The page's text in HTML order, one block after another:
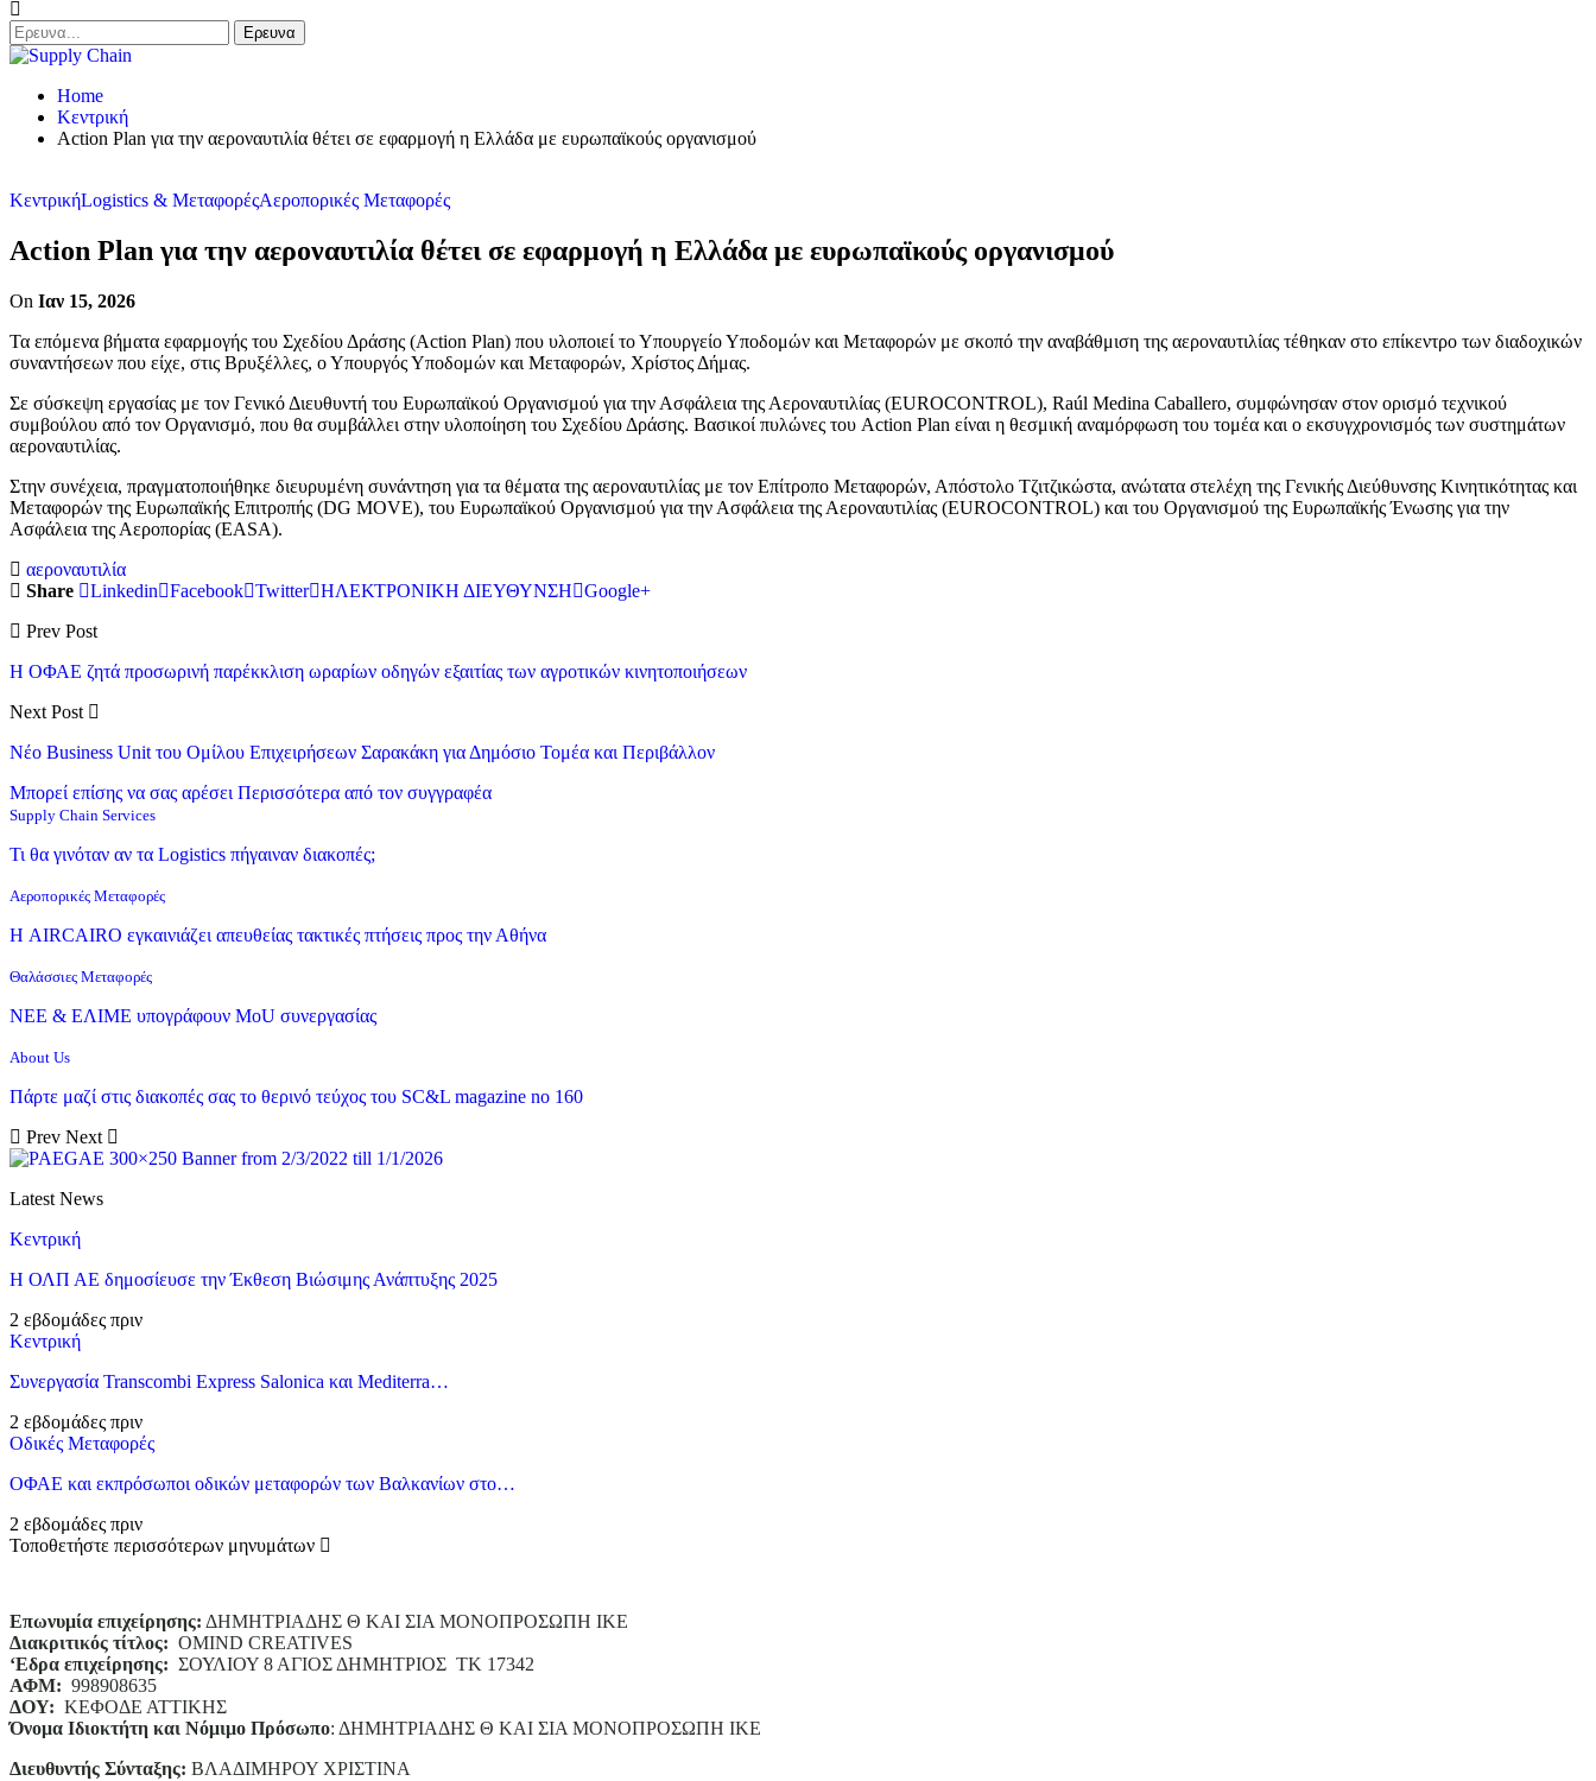
Home
Κεντρική
Action Plan για την αεροναυτιλία θέτει σε εφαρμογή η Ελλάδα με ευρωπαϊκούς οργανισμού
ΚεντρικήLogistics & ΜεταφορέςΑεροπορικές Μεταφορές
Action Plan για την αεροναυτιλία θέτει σε εφαρμογή η Ελλάδα με ευρωπαϊκούς οργανισμού
On Ιαν 15, 2026
Τα επόμενα βήματα εφαρμογής του Σχεδίου Δράσης (Action Plan) που υλοποιεί το Υπουργείο Υποδομών και Μεταφορών με σκοπό την αναβάθμιση της αεροναυτιλίας τέθηκαν στο επίκεντρο των διαδοχικών
συναντήσεων που είχε, στις Βρυξέλλες, ο Υπουργός Υποδομών και Μεταφορών, Χρίστος Δήμας.
Σε σύσκεψη εργασίας με τον Γενικό Διευθυντή του Ευρωπαϊκού Οργανισμού για την Ασφάλεια της Αεροναυτιλίας (EUROCONTROL), Raúl Medina Caballero, συμφώνησαν στον ορισμό τεχνικού
συμβούλου από τον Οργανισμό, που θα συμβάλλει στην υλοποίηση του Σχεδίου Δράσης. Βασικοί πυλώνες του Action Plan είναι η θεσμική αναμόρφωση του τομέα και ο εκσυγχρονισμός των συστημάτων
αεροναυτιλίας.
Στην συνέχεια, πραγματοποιήθηκε διευρυμένη συνάντηση για τα θέματα της αεροναυτιλίας με τον Επίτροπο Μεταφορών, Απόστολο Τζιτζικώστα, ανώτατα στελέχη της Γενικής Διεύθυνσης Κινητικότητας και
Μεταφορών της Ευρωπαϊκής Επιτροπής (DG MOVE), του Ευρωπαϊκού Οργανισμού για την Ασφάλεια της Αεροναυτιλίας (EUROCONTROL) και του Οργανισμού της Ευρωπαϊκής Ένωσης για την
Ασφάλεια της Αεροπορίας (EASA).
αεροναυτιλία
Share
Linkedin Facebook Twitter ΗΛΕΚΤΡΟΝΙΚΗ ΔΙΕΥΘΥΝΣΗ
Google+
Prev Post
Η ΟΦΑΕ ζητά προσωρινή παρέκκλιση ωραρίων οδηγών εξαιτίας των αγροτικών κινητοποιήσεων
Next Post
Νέο Business Unit του Ομίλου Επιχειρήσεων Σαρακάκη για Δημόσιο Τομέα και Περιβάλλον
Μπορεί επίσης να σας αρέσει Περισσότερα από τον συγγραφέα
Supply Chain Services
Τι θα γινόταν αν τα Logistics πήγαιναν διακοπές;
Αεροπορικές Μεταφορές
Η AIRCAIRO εγκαινιάζει απευθείας τακτικές πτήσεις προς την Αθήνα
Θαλάσσιες Μεταφορές
ΝΕΕ & ΕΛΙΜΕ υπογράφουν MoU συνεργασίας
About Us
Πάρτε μαζί στις διακοπές σας το θερινό τεύχος του SC&L magazine no 160
Prev Next
Latest News
Κεντρική
Η ΟΛΠ ΑΕ δημοσίευσε την Έκθεση Βιώσιμης Ανάπτυξης 2025
2 εβδομάδες πριν
Κεντρική
Συνεργασία Transcombi Express Salonica και Mediterra…
2 εβδομάδες πριν
Οδικές Μεταφορές
ΟΦΑΕ και εκπρόσωποι οδικών μεταφορών των Βαλκανίων στο…
2 εβδομάδες πριν
Τοποθετήστε περισσότερων μηνυμάτων
Επωνυμία επιχείρησης: ΔΗΜΗΤΡΙΑΔΗΣ Θ ΚΑΙ ΣΙΑ ΜΟΝΟΠΡΟΣΩΠΗ ΙΚΕ
Διακριτικός τίτλος: ΟΜΙΝD CREATIVES
‘Eδρα επιχείρησης: ΣΟΥΛΙΟΥ 8 ΑΓΙΟΣ ΔΗΜΗΤΡΙΟΣ ΤΚ 17342
ΑΦΜ: 998908635
ΔΟΥ: ΚΕΦΟΔΕ ΑΤΤΙΚΗΣ
Όνομα Ιδιοκτήτη και Νόμιμο Πρόσωπο: ΔΗΜΗΤΡΙΑΔΗΣ Θ ΚΑΙ ΣΙΑ ΜΟΝΟΠΡΟΣΩΠΗ ΙΚΕ
Διευθυντής Σύνταξης: ΒΛΑΔΙΜΗΡΟΥ ΧΡΙΣΤΙΝΑ